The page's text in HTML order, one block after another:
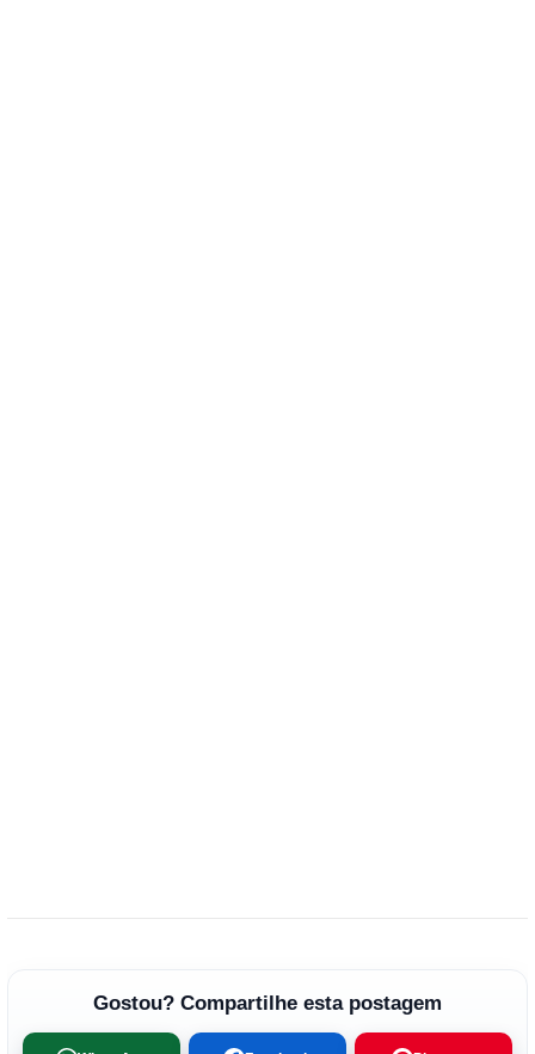
Gostou? Compartilhe esta postagem